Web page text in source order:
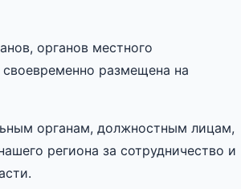
органов местного
размещена на
органам, должностным лицам,
региона за сотрудничество и